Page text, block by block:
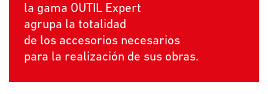
la gama OUTIL Expert
agrupa la totalidad
de los accesorios necesarios
para la realización de sus obras.